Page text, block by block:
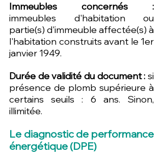
Immeubles concernés :
immeubles d'habitation ou
partie(s) d'immeuble affectée(s) à
l'habitation construits avant le 1er
janvier 1949.
Durée de validité du document : si
présence de plomb supérieure à
certains seuils : 6 ans. Sinon,
illimitée.
Le diagnostic de performance
énergétique (DPE)